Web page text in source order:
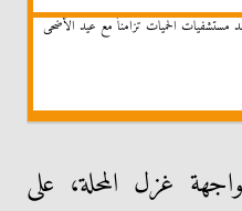
مستشفيات الحميات تزامناً مع عيد الأضحى
غزل المحلة، على